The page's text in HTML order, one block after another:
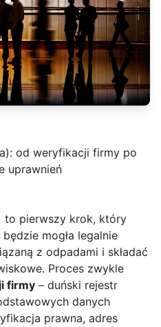
od weryfikacji firmy po
uprawnień
to pierwszy krok, który
mogła legalnie
z odpadami i składać
Proces zwykle
firmy – duński rejestr
danych
prawna, adres